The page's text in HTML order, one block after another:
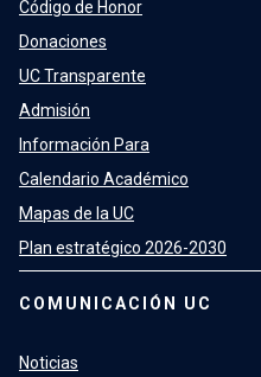
Código de Honor
Donaciones
UC Transparente
Admisión
Información Para
Calendario Académico
Mapas de la UC
Plan estratégico 2026-2030
COMUNICACIÓN UC
Noticias